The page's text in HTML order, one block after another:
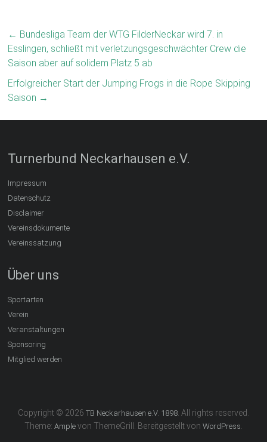
← Bundesliga Team der WTG FilderNeckar wird 7. in
Esslingen, schließt mit verletzungsgeschwächter Crew die
Saison aber auf solidem Platz 5 ab
Erfolgreicher Start der Jumping Frogs in die Rope Skipping
Saison →
Turnerbund Neckarhausen e.V.
Impressum
Datenschutz
Disclaimer
Vereinsdokumente
Vereinssatzung
Über uns
Sportarten
Verein
Veranstaltungen
Sponsoring
Mitglied werden
Copyright © 2026 TB Neckarhausen e.V. 1898. All rights reserved.
Theme: Amplevon ThemeGrill. Bereitgestellt von WordPress